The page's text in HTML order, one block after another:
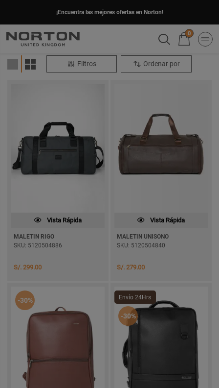
¡Encuentra las mejores ofertas en Norton!
0
Filtros Ordenar por
Vista Rápida
MALETIN RIGO
SKU: 5120504886
S/. 299.00
Vista Rápida
MALETIN UNISONO
SKU: 5120504840
S/. 279.00
-30% Envío 24Hrs
-30%